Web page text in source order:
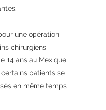
une opération
chirurgiens
14 ans au Mexique
certains patients se
en même temps